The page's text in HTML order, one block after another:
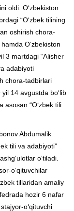
oldi. Oʻzbekiston
“Oʻzbek tilining
oshirish chora-
Oʻzbekiston
3 martdagi “Alisher
adabiyoti
chora-tadbirlari
14 avgustda boʻlib
asosan “Oʻzbek tili
Abdumalik
tili va adabiyoti”
oʻtiladi.
oʻqituvchilar
tillaridan amaliy
hozir 6 nafar
oʻqituvchi